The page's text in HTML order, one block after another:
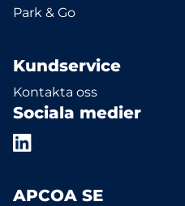
Park & Go
Kundservice
Kontakta oss
Sociala medier
APCOA SE